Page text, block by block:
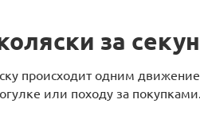
за
происходит одним
или походу за покупками.